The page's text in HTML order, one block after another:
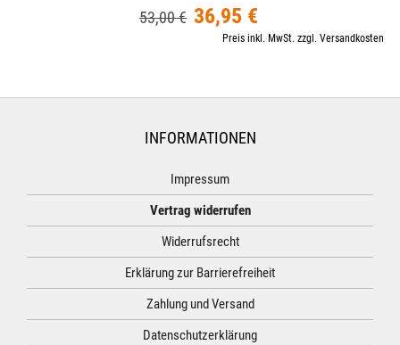
53,00 € 36,95 €
Preis inkl. MwSt. zzgl. Versandkosten
INFORMATIONEN
Impressum
Vertrag widerrufen
Widerrufsrecht
Erklärung zur Barrierefreiheit
Zahlung und Versand
Datenschutzerklärung